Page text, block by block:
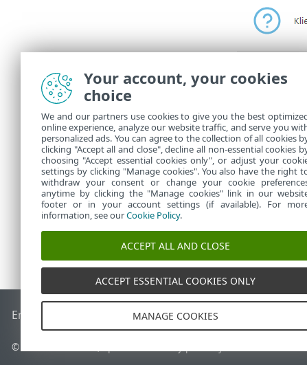
Indikátor
K
alebo
End of Life Databáza znalostí ESETESET Fórum ESET
© 1992 - 2026 ESET, spol. s r. o. Všetky práva vyhradené.
Your account, your cookies
choice
We and our partners use cookies to give you the best
online experience, analyze our website traffic, and serve you
personalized ads. You can agree to the collection of all cookies
clicking "Accept all and close", decline all non-essential cookies
choosing "Accept essential cookies only", or adjust your
settings by clicking "Manage cookies". You also have the right
withdraw your consent or change your cookie
anytime by clicking the "Manage cookies" link in our
footer or in your account settings (if available). For
information, see ourCookie Policy.
ACCEPT ALL AND CLOSE
ACCEPT ESSENTIAL COOKIES ONLY
MANAGE COOKIES